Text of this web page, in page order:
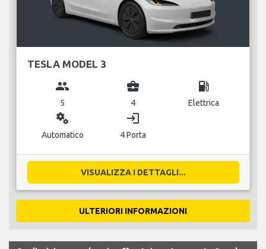
TESLA MODEL 3
group
5
business_center
4
local_gas_station
Elettrica
miscellaneous_services
Automatico
login
4 Porta
VISUALIZZA I DETTAGLI...
ULTERIORI INFORMAZIONI